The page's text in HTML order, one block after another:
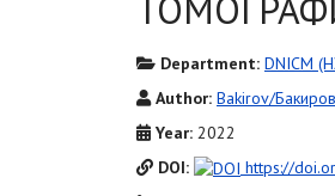
Department: DNICM
Author: Bakirov/
Year: 2022
DOI:
https://